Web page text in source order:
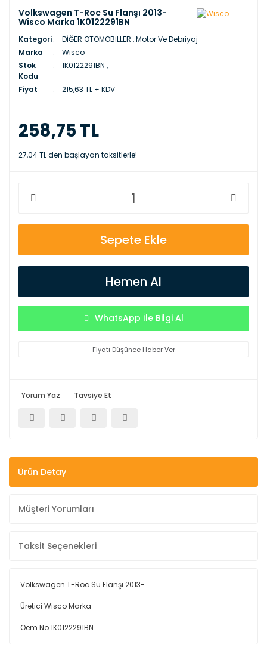
Volkswagen T-Roc Su Flanşı 2013-
Wisco Marka 1K0122291BN
Kategori DİĞER OTOMOBİLLER ,Motor Ve Debriyaj
Marka
Wisco
Stok
Kodu
1K0122291BN ,
Fiyat 215,63 TL + KDV
258,75 TL
27,04 TL den başlayan taksitlerle!
Sepete Ekle
Hemen Al
WhatsApp İle Bilgi Al
Fiyatı Düşünce Haber Ver
Yorum Yaz Tavsiye Et
Ürün Detay
Müşteri Yorumları
Taksit Seçenekleri
Volkswagen T-Roc Su Flanşı 2013-
Üretici Wisco Marka
Oem No 1K0122291BN